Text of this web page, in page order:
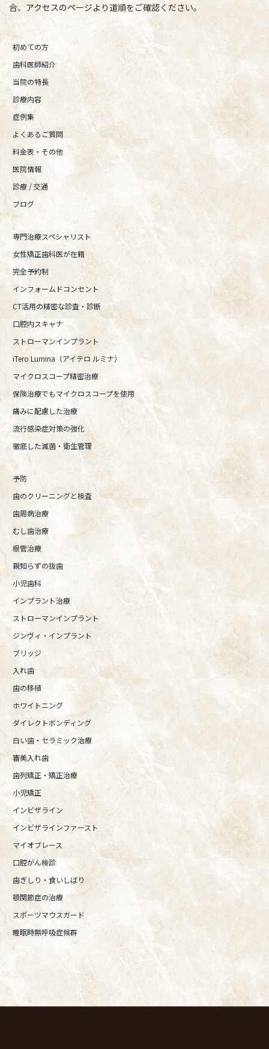
合、アクセスのページより道順をご確認ください。
初めての方
歯科医師紹介
当院の特長
診療内容
症例集
よくあるご質問
料金表・その他
医院情報
診療 / 交通
ブログ
専門治療スペシャリスト
女性矯正歯科医が在籍
完全予約制
インフォームドコンセント
CT活用の精密な診査・診断
口腔内スキャナ
ストローマンインプラント
iTero Lumina（アイテロ ルミナ）
マイクロスコープ精密治療
保険治療でもマイクロスコープを使用
痛みに配慮した治療
流行感染症対策の強化
徹底した滅菌・衛生管理
予防
歯のクリーニングと検査
歯周病治療
むし歯治療
根管治療
親知らずの抜歯
小児歯科
インプラント治療
ストローマンインプラント
ジンヴィ・インプラント
ブリッジ
入れ歯
歯の移植
ホワイトニング
ダイレクトボンディング
白い歯・セラミック治療
審美入れ歯
歯列矯正・矯正治療
小児矯正
インビザライン
インビザラインファースト
マイオブレース
口腔がん検診
歯ぎしり・食いしばり
顎関節症の治療
スポーツマウスガード
睡眠時無呼吸症候群